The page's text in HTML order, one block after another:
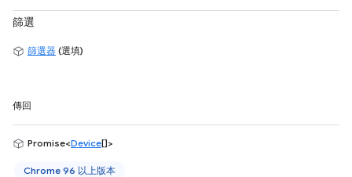
篩選
篩選器 (選填)
傳回
Promise<Device[]>
Chrome 96 以上版本